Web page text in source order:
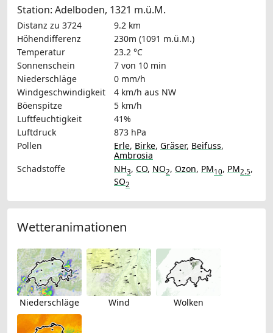
Station: Adelboden, 1321 m.ü.M.
Distanz zu 3724
9.2 km
Höhendifferenz
230m (1091 m.ü.M.)
Temperatur
23.2 °C
Sonnenschein
7 von 10 min
Niederschläge
0 mm/h
Windgeschwindigkeit
4 km/h aus NW
Böenspitze
5 km/h
Luftfeuchtigkeit
41%
Luftdruck
873 hPa
Pollen
Erle, Birke, Gräser, Beifuss,
Ambrosia
Schadstoffe
NH3, CO, NO2, Ozon, PM10, PM2.5,
SO2
Wetteranimationen
Niederschläge Wind Wolken